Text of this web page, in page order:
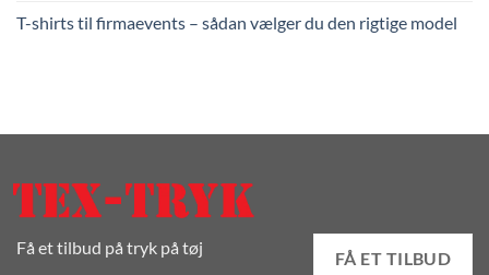
T-shirts til firmaevents – sådan vælger du den rigtige model
Få et tilbud på tryk på tøj
FÅ ET TILBUD